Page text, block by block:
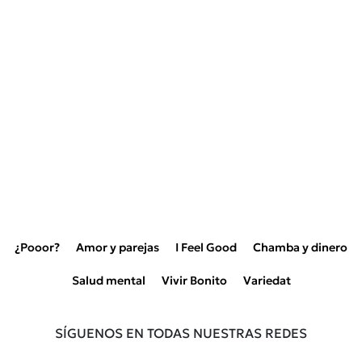
¿Pooor? Amor y parejas I Feel Good Chamba y dinero
Salud mental Vivir Bonito Variedat
SÍGUENOS EN TODAS NUESTRAS REDES